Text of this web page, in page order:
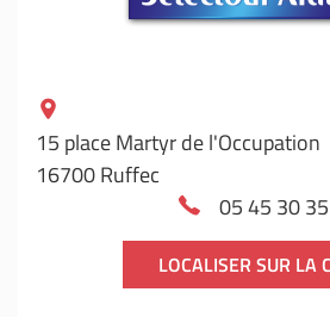
15 place Martyr de l'Occupation
16700 Ruffec
05 45 30
LOCALISER SUR LA